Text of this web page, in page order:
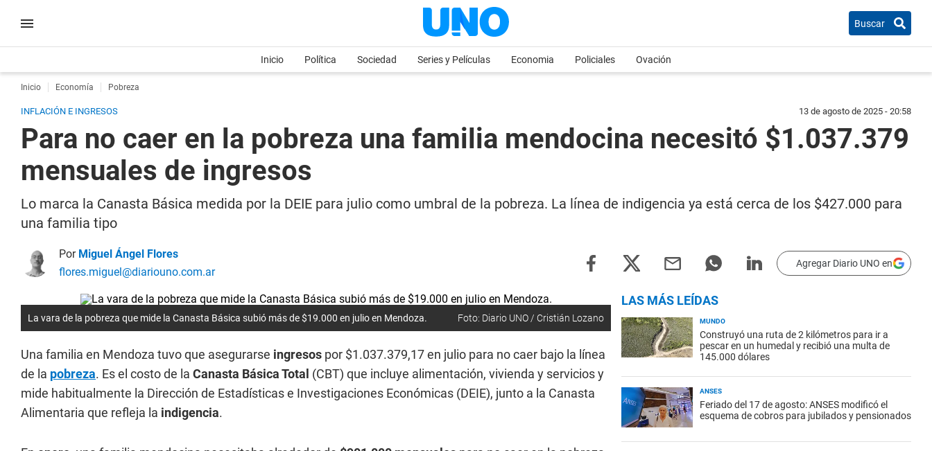
Buscar
Inicio Política Sociedad Series y Películas Economia Policiales Ovación
Inicio Economía Pobreza
INFLACIÓN E INGRESOS 13 de agosto de 2025 - 20:58
Para no caer en la pobreza una familia mendocina necesitó $1.037.379
mensuales de ingresos
Lo marca la Canasta Básica medida por la DEIE para julio como umbral de la pobreza. La línea de indigencia ya está cerca de los $427.000 para
una familia tipo
Por Miguel Ángel Flores
flores.miguel@diariouno.com.ar
Agregar Diario UNO en
La vara de la pobreza que mide la Canasta Básica subió más de $19.000 en julio en Mendoza. Foto: Diario UNO / Cristián Lozano
Una familia en Mendoza tuvo que asegurarse ingresos por $1.037.379,17 en julio para no caer bajo la línea
de la pobreza. Es el costo de la Canasta Básica Total (CBT) que incluye alimentación, vivienda y servicios y
mide habitualmente la Dirección de Estadísticas e Investigaciones Económicas (DEIE), junto a la Canasta
Alimentaria que refleja la indigencia.
LAS MÁS LEÍDAS
MUNDO
Construyó una ruta de 2 kilómetros para ir a
pescar en un humedal y recibió una multa de
145.000 dólares
ANSES
Feriado del 17 de agosto: ANSES modificó el
esquema de cobros para jubilados y pensionados